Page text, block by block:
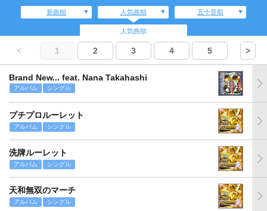
新曲順 人気曲順 五十音順
人気曲順
< 1 2 3 4 5 >
Brand New... feat. Nana Takahashi
アルバム シングル
プチプロルーレット
アルバム シングル
洗牌ルーレット
アルバム シングル
天和無双のマーチ
アルバム シングル